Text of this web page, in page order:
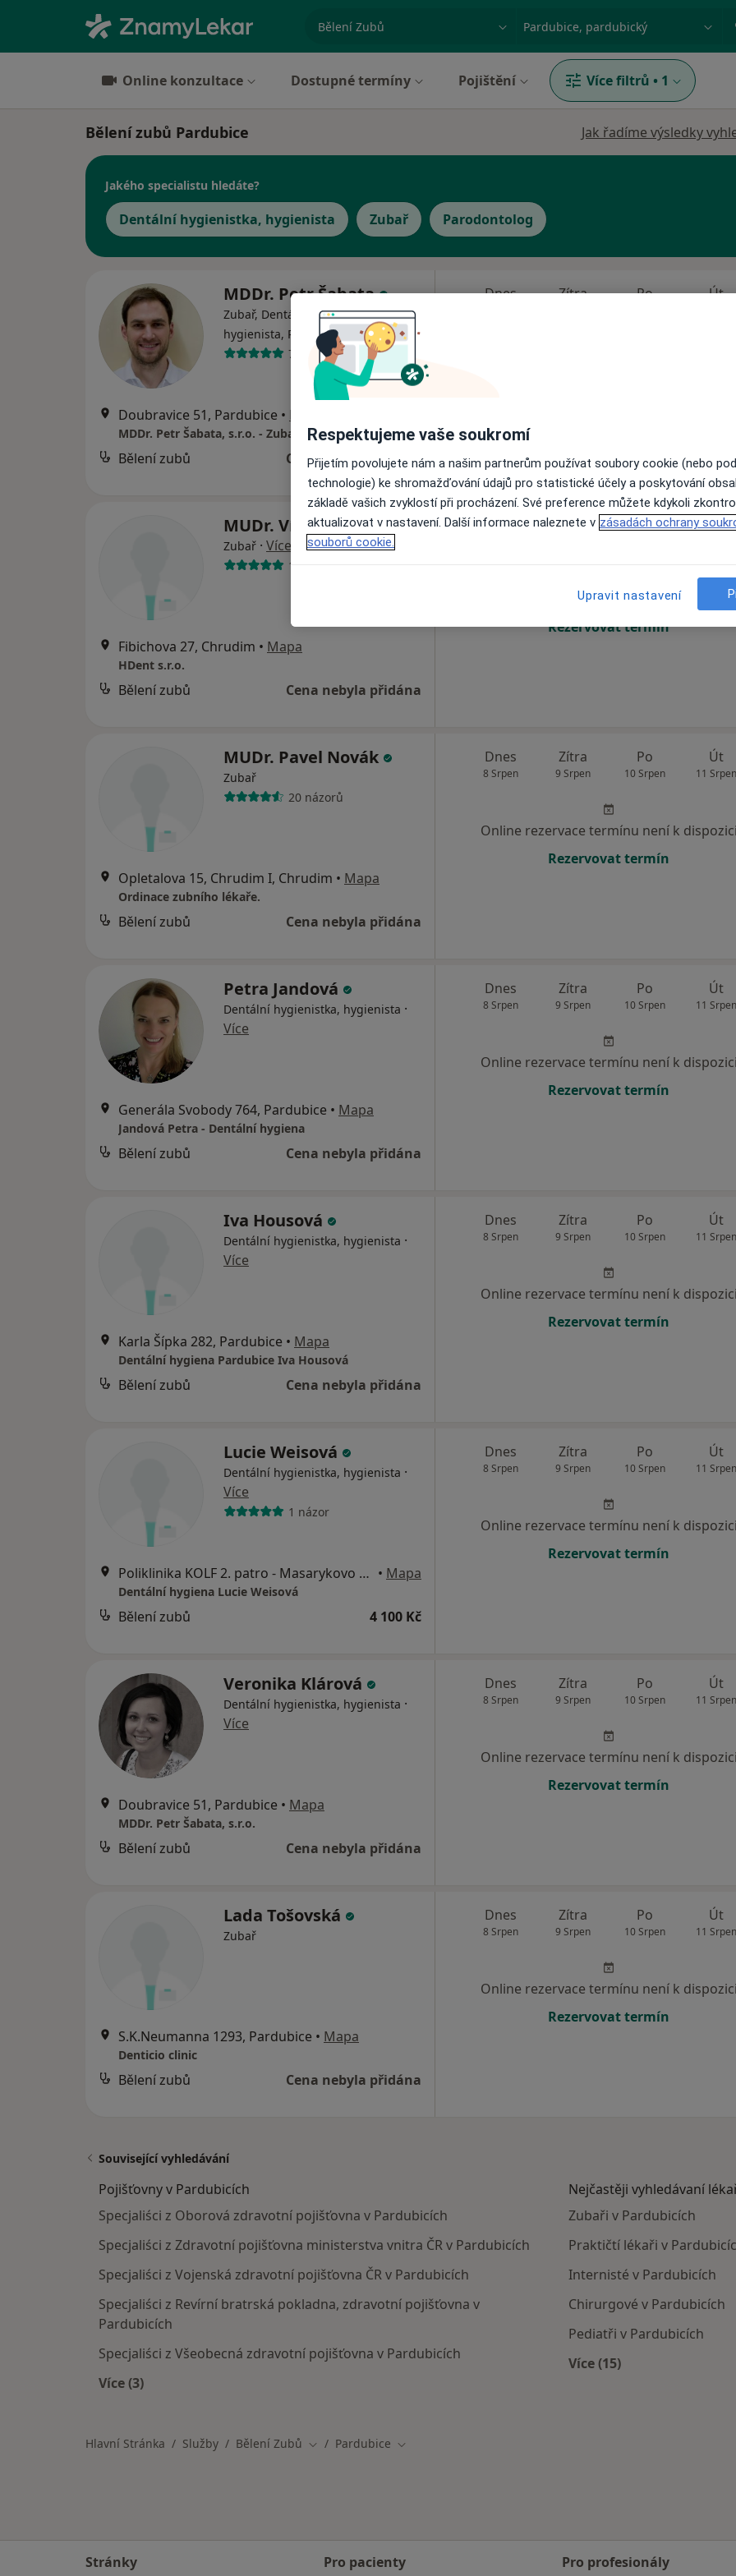
specializace, nemoc nebo příjmení
Online konzultace Dostupné termíny Pojištění Více filtrů • 1
Bělení zubů Pardubice Jak řadíme výsledky
Jakého specialistu hledáte?
Dentální hygienistka, hygienista Zubař Parodontolog
MDDr. Petr Šabata
Zubař, Dentální hygienistka,
hygienista, Parodontolog·Více
7 názorů
Doubravice 51, Pardubice • Mapa
MDDr. Petr Šabata, s.r.o. - Zubař Pardubice, Dentální hygiena Pardubice
Bělení zubů Cena nebyla přidána
Dnes Zítra Po Út
MUDr. Vít Horníček
Zubař · Více
1 názor
Fibichova 27, Chrudim • Mapa
HDent s.r.o.
Bělení zubů Cena nebyla přidána
Dnes Zítra Po Út
Online rezervace termínu není k
Rezervovat termín
MUDr. Pavel Novák
Zubař
20 názorů
Opletalova 15, Chrudim I, Chrudim • Mapa
Ordinace zubního lékaře.
Bělení zubů Cena nebyla přidána
Dnes
8 Srpen
Zítra
9 Srpen
Po
10 Srpen
Út
11 Srpen
Online rezervace termínu není k dispozici
Rezervovat termín
Petra Jandová
Dentální hygienistka, hygienista ·
Více
Generála Svobody 764, Pardubice • Mapa
Jandová Petra - Dentální hygiena
Bělení zubů Cena nebyla přidána
Dnes
8 Srpen
Zítra
9 Srpen
Po
10 Srpen
Út
11 Srpen
Online rezervace termínu není k dispozici
Rezervovat termín
Iva Housová
Dentální hygienistka, hygienista ·
Více
Karla Šípka 282, Pardubice • Mapa
Dentální hygiena Pardubice Iva Housová
Bělení zubů Cena nebyla přidána
Dnes
8 Srpen
Zítra
9 Srpen
Po
10 Srpen
Út
11 Srpen
Online rezervace termínu není k dispozici
Rezervovat termín
Lucie Weisová
Dentální hygienistka, hygienista ·
Více
1 názor
Poliklinika KOLF 2. patro - Masarykovo nám. 2667, Pardubice • Mapa
Dentální hygiena Lucie Weisová
Bělení zubů 4 100 Kč
Dnes
8 Srpen
Zítra
9 Srpen
Po
10 Srpen
Út
11 Srpen
Online rezervace termínu není k dispozici
Rezervovat termín
Veronika Klárová
Dentální hygienistka, hygienista ·
Více
Doubravice 51, Pardubice • Mapa
MDDr. Petr Šabata, s.r.o.
Bělení zubů Cena nebyla přidána
Dnes
8 Srpen
Zítra
9 Srpen
Po
10 Srpen
Út
11 Srpen
Online rezervace termínu není k dispozici
Rezervovat termín
Lada Tošovská
Zubař
S.K.Neumanna 1293, Pardubice • Mapa
Denticio clinic
Bělení zubů Cena nebyla přidána
Dnes
8 Srpen
Zítra
9 Srpen
Po
10 Srpen
Út
11 Srpen
Online rezervace termínu není k dispozici
Rezervovat termín
Související vyhledávání
Pojišťovny v Pardubicích
Specjaliści z Oborová zdravotní pojišťovna v Pardubicích
Specjaliści z Zdravotní pojišťovna ministerstva vnitra ČR v Pardubicích
Specjaliści z Vojenská zdravotní pojišťovna ČR v Pardubicích
Specjaliści z Revírní bratrská pokladna, zdravotní pojišťovna v
Pardubicích
Specjaliści z Všeobecná zdravotní pojišťovna v Pardubicích
Více (3)
Nejčastěji vyhledávaní
Zubaři v Pardubicích
Praktičtí lékaři v
Internisté v Pardubicích
Chirurgové v Pardubicích
Pediatři v Pardubicích
Více (15)
Hlavní Stránka Služby Bělení Zubů Změna města
Pardubice Změna města
Stránky
Pro pacienty
Pro profesionály
Respektujeme vaše soukromí
Přijetím povolujete nám a našim partnerům používat soubory cookie (nebo
technologie) ke shromažďování údajů pro statistické účely a poskytování
základě vašich zvyklostí při procházení. Své preference můžete kdykoli
aktualizovat v nastavení. Další informace naleznete v zásadách ochrany
souborů cookie.
Upravit nastavení